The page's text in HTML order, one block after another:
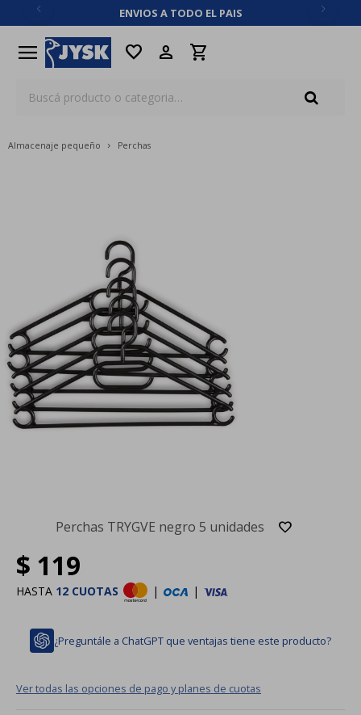
ENVIOS A TODO EL PAIS
menu favorite
Almacenaje pequeño Perchas
Perchas TRYGVE negro 5 unidades
$ 119
HASTA 12 CUOTAS | |
¿Preguntále a ChatGPT que ventajas tiene este producto?
Ver todas las opciones de pago y planes de cuotas
close